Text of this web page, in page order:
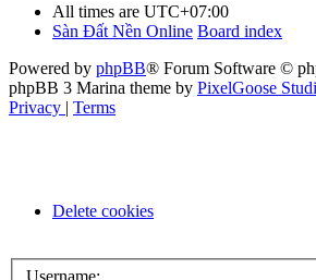
All times are UTC+07:00
Sàn Đất Nền Online Board index
Powered by phpBB® Forum Software ©
phpBB 3 Marina theme by PixelGoose
Privacy | Terms
Delete cookies
Username: